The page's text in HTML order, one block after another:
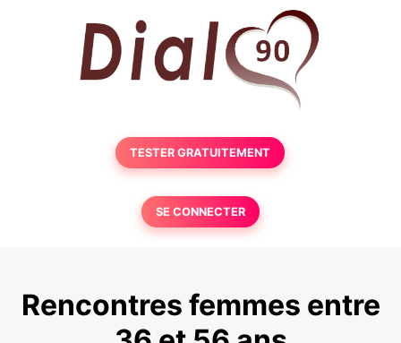
TESTER GRATUITEMENT
SE CONNECTER
Rencontres femmes entre